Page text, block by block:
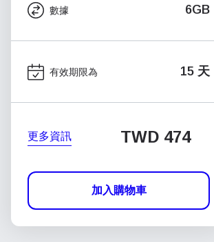
數據 6GB
有效期限為 15 天
更多資訊 TWD 474
加入購物車